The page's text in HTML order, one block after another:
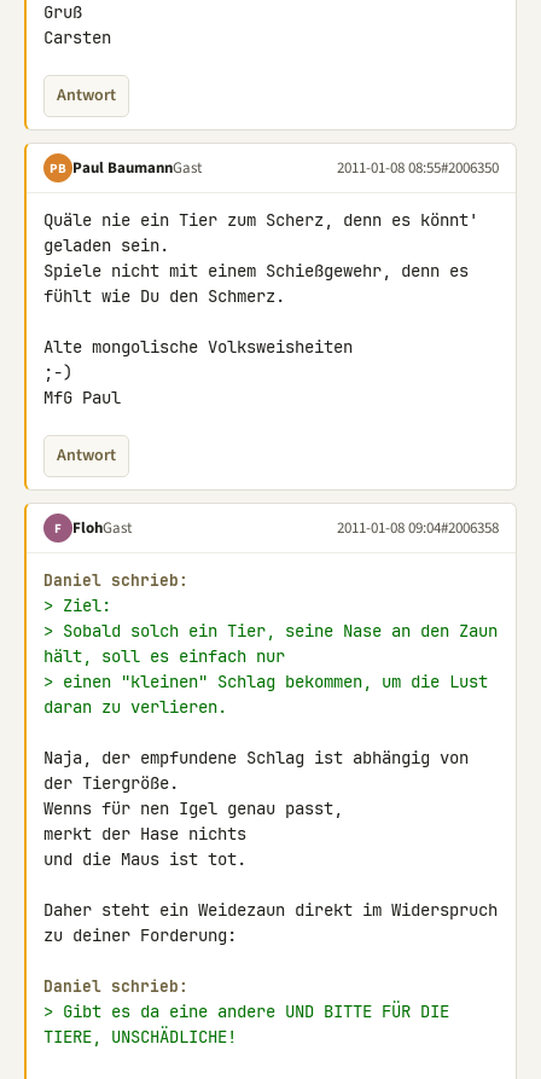
Gruß
Carsten
Antwort
PB Paul BaumannGast 2011-01-08 08:55#2006350
Quäle nie ein Tier zum Scherz, denn es könnt'
geladen sein.
Spiele nicht mit einem Schießgewehr, denn es
fühlt wie Du den Schmerz.
Alte mongolische Volksweisheiten
;-)
MfG Paul
Antwort
F FlohGast 2011-01-08 09:04#2006358
Daniel schrieb:
> Ziel:
> Sobald solch ein Tier, seine Nase an den Zaun
hält, soll es einfach nur
> einen "kleinen" Schlag bekommen, um die Lust
daran zu verlieren.
Naja, der empfundene Schlag ist abhängig von
der Tiergröße.
Wenns für nen Igel genau passt,
merkt der Hase nichts
und die Maus ist tot.
Daher steht ein Weidezaun direkt im Widerspruch
zu deiner Forderung:
Daniel schrieb:
> Gibt es da eine andere UND BITTE FÜR DIE
TIERE, UNSCHÄDLICHE!